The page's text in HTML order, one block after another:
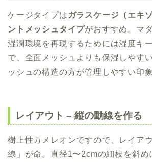
ケージタイプは ガラスケージ（エキ
ントメッシュタイプがおすすめ。マ
湿潤環境を再現するためには湿度キ
で、全面メッシュよりも保湿しやす
ッシュの構造の方が管理しやすい印
レイアウト – 縦の動線を作る
樹上性カメレオンですので、レイア
線」が命。直径1〜2cmの細枝を斜め